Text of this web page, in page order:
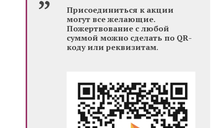
Присоединиться к акции
могут все желающие.
Пожертвование с любой
суммой можно сделать по QR-
коду или реквизитам.